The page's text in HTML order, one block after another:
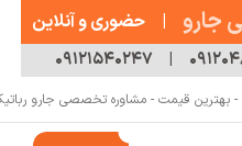
بهترین قیمت - مشاوره تخصصی جارو
جارو | حضوری و آنلاین
| ۰۹۱۲۱۵۴۰۲۴۷